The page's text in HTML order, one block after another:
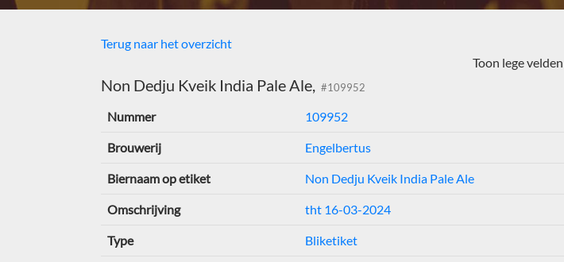
Terug naar het overzicht
Non Dedju Kveik India Pale Ale, #109952
Toon lege velden
Nummer 109952
Brouwerij Engelbertus
Biernaam op etiket Non Dedju Kveik India Pale Ale
Omschrijving tht 16-03-2024
Type Bliketiket